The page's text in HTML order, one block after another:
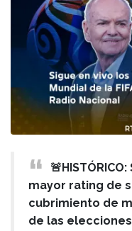
mayor rating de
cubrimiento de
de las